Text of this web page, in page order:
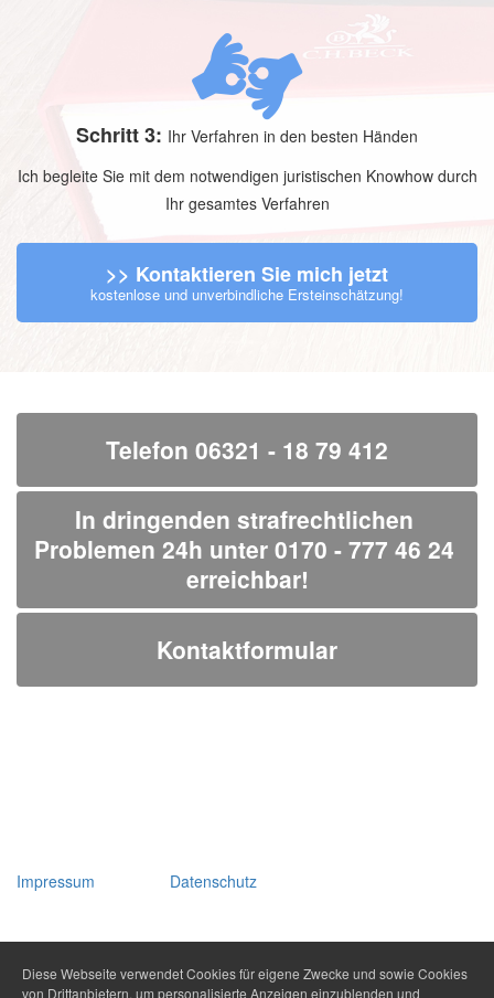
Schritt 3: Ihr Verfahren in den besten Händen
Ich begleite Sie mit dem notwendigen juristischen Knowhow durch
Ihr gesamtes Verfahren
>> Kontaktieren Sie mich jetzt
kostenlose und unverbindliche Ersteinschätzung!
Telefon 06321 - 18 79 412
In dringenden strafrechtlichen
Problemen 24h unter 0170 - 777 46 24
erreichbar!
Kontaktformular
Impressum Datenschutz
Diese Webseite verwendet Cookies für eigene Zwecke und sowie Cookies
von Drittanbietern, um personalisierte Anzeigen einzublenden und